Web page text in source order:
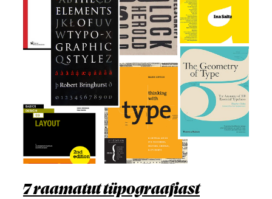
7 raamatut tüpograafiast